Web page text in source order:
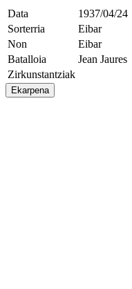
Data
1937/04/24
Sorterria
Eibar
Non
Eibar
Batalloia
Jean Jaures
Zirkunstantziak